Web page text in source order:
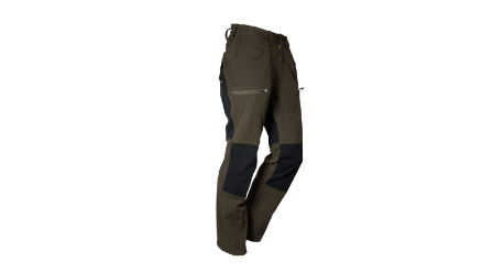
Bildergalerie überspringen